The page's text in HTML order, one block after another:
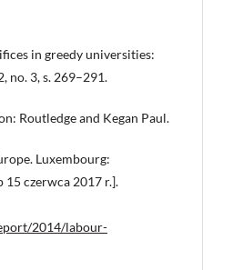
in greedy universities:
no. 3, s. 269–291.
Routledge and Kegan Paul.
Luxembourg:
czerwca 2017 r.].
2014/labour-